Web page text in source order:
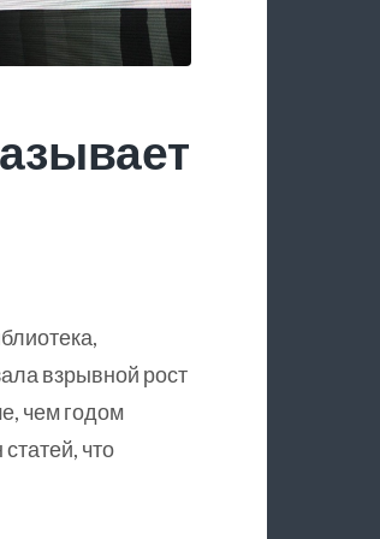
взрывной рост
чем годом
что